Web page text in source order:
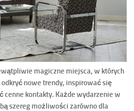
magiczne miejsca, w których
nowe trendy, inspirować się
cenne kontakty. Każde wydarzenie w
szereg możliwości zarówno dla